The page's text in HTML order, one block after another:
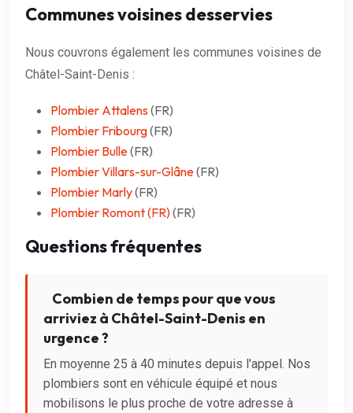
Communes voisines desservies
Nous couvrons également les communes voisines de
Châtel-Saint-Denis :
Plombier Attalens(FR)
Plombier Fribourg(FR)
Plombier Bulle(FR)
Plombier Villars-sur-Glâne(FR)
Plombier Marly(FR)
Plombier Romont (FR)(FR)
Questions fréquentes
Combien de temps pour que vous
arriviez à Châtel-Saint-Denis en
urgence ?
En moyenne 25 à 40 minutes depuis l'appel. Nos
plombiers sont en véhicule équipé et nous
mobilisons le plus proche de votre adresse à